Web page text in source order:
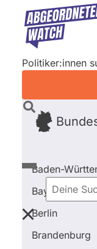
Direkt
Inhalt
Politiker:innen
Baden-
Bayern
Berlin
Brandenburg
Deine
Suche
Startseite